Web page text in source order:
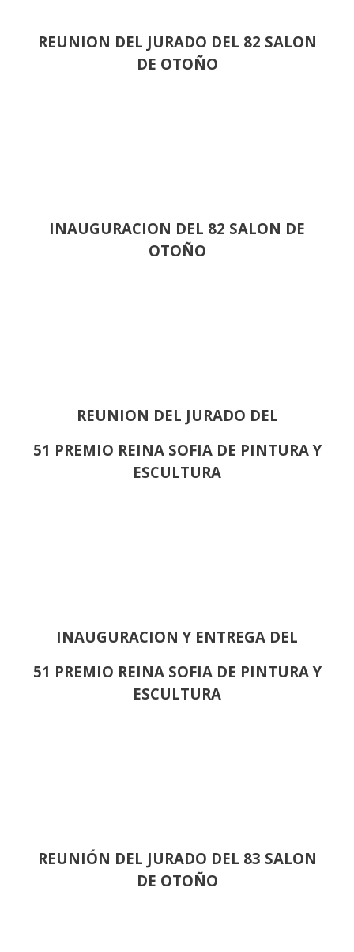
REUNION DEL JURADO DEL 82 SALON
DE OTOÑO
INAUGURACION DEL 82 SALON DE
OTOÑO
REUNION DEL JURADO DEL
51 PREMIO REINA SOFIA DE PINTURA Y
ESCULTURA
INAUGURACION Y ENTREGA DEL
51 PREMIO REINA SOFIA DE PINTURA Y
ESCULTURA
REUNIÓN DEL JURADO DEL 83 SALON
DE OTOÑO